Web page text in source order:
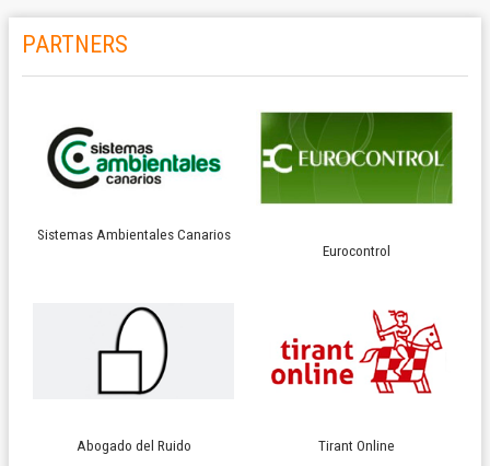
PARTNERS
Sistemas Ambientales Canarios
Eurocontrol
Abogado del Ruido Tirant Online